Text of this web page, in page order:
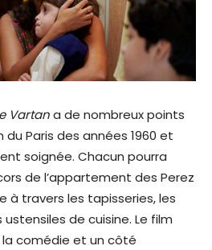
Vartana de nombreux points
Paris des années 1960 et
soignée. Chacun pourra
de l’appartement des Perez
à travers les tapisseries, les
de cuisine. Le film
comédie et un côté